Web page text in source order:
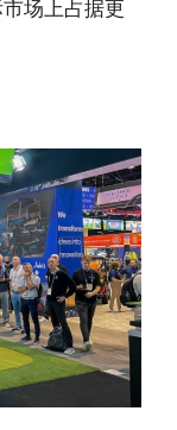
场上占据更